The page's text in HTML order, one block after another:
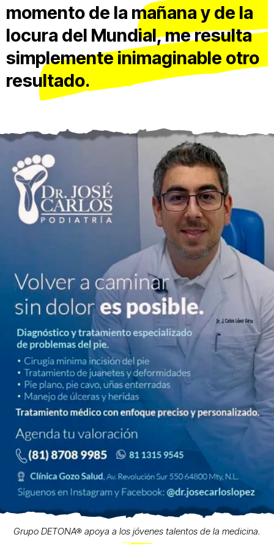
momento de la mañana y de la
locura del Mundial, me resulta
simplemente inimaginable otro
resultado.
Grupo DETONA® apoya a los jóvenes talentos de la medicina.